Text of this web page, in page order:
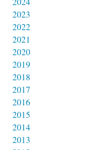
2023
2022
2021
2020
2019
2018
2017
2016
2015
2014
2013